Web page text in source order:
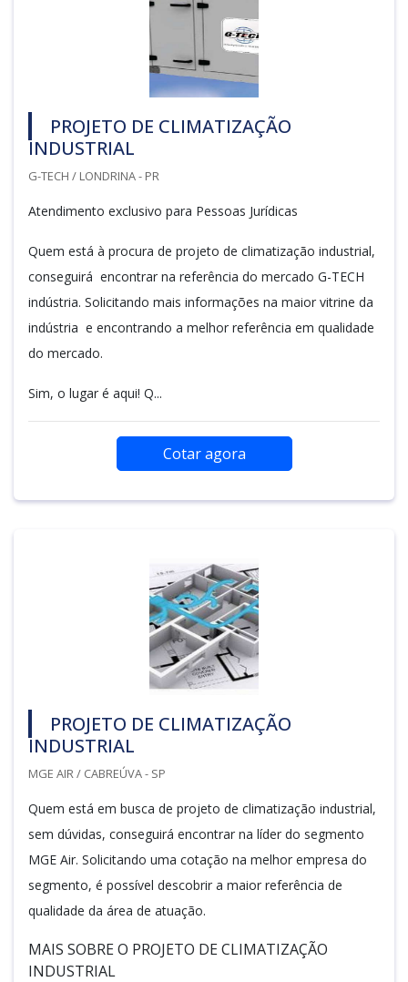
PROJETO DE CLIMATIZAÇÃO
INDUSTRIAL
G-TECH / LONDRINA - PR
Atendimento exclusivo para Pessoas Jurídicas
Quem está à procura de projeto de climatização industrial,
conseguirá encontrar na referência do mercado G-TECH
indústria. Solicitando mais informações na maior vitrine da
indústria e encontrando a melhor referência em qualidade
do mercado.
Sim, o lugar é aqui! Q...
Cotar agora
PROJETO DE CLIMATIZAÇÃO
INDUSTRIAL
MGE AIR / CABREÚVA - SP
Quem está em busca de projeto de climatização industrial,
sem dúvidas, conseguirá encontrar na líder do segmento
MGE Air. Solicitando uma cotação na melhor empresa do
segmento, é possível descobrir a maior referência de
qualidade da área de atuação.
MAIS SOBRE O PROJETO DE CLIMATIZAÇÃO
INDUSTRIAL